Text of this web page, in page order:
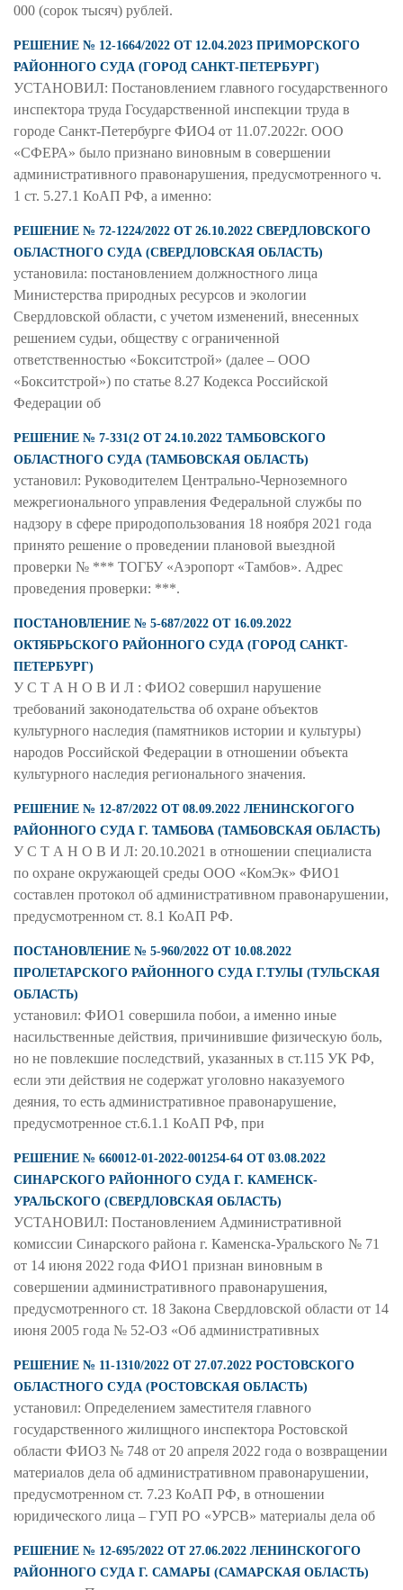
000 (сорок тысяч) рублей.
РЕШЕНИЕ № 12-1664/2022 ОТ 12.04.2023 ПРИМОРСКОГО
РАЙОННОГО СУДА (ГОРОД САНКТ-ПЕТЕРБУРГ)
УСТАНОВИЛ: Постановлением главного государственного
инспектора труда Государственной инспекции труда в
городе Санкт-Петербурге ФИО4 от 11.07.2022г. ООО
«СФЕРА» было признано виновным в совершении
административного правонарушения, предусмотренного ч.
1 ст. 5.27.1 КоАП РФ, а именно:
РЕШЕНИЕ № 72-1224/2022 ОТ 26.10.2022 СВЕРДЛОВСКОГО
ОБЛАСТНОГО СУДА (СВЕРДЛОВСКАЯ ОБЛАСТЬ)
установила: постановлением должностного лица
Министерства природных ресурсов и экологии
Свердловской области, с учетом изменений, внесенных
решением судьи, обществу с ограниченной
ответственностью «Бокситстрой» (далее – ООО
«Бокситстрой») по статье 8.27 Кодекса Российской
Федерации об
РЕШЕНИЕ № 7-331(2 ОТ 24.10.2022 ТАМБОВСКОГО
ОБЛАСТНОГО СУДА (ТАМБОВСКАЯ ОБЛАСТЬ)
установил: Руководителем Центрально-Черноземного
межрегионального управления Федеральной службы по
надзору в сфере природопользования 18 ноября 2021 года
принято решение о проведении плановой выездной
проверки № *** ТОГБУ «Аэропорт «Тамбов». Адрес
проведения проверки: ***.
ПОСТАНОВЛЕНИЕ № 5-687/2022 ОТ 16.09.2022
ОКТЯБРЬСКОГО РАЙОННОГО СУДА (ГОРОД САНКТ-
ПЕТЕРБУРГ)
У С Т А Н О В И Л : ФИО2 совершил нарушение
требований законодательства об охране объектов
культурного наследия (памятников истории и культуры)
народов Российской Федерации в отношении объекта
культурного наследия регионального значения.
РЕШЕНИЕ № 12-87/2022 ОТ 08.09.2022 ЛЕНИНСКОГОГО
РАЙОННОГО СУДА Г. ТАМБОВА (ТАМБОВСКАЯ ОБЛАСТЬ)
У С Т А Н О В И Л: 20.10.2021 в отношении специалиста
по охране окружающей среды ООО «КомЭк» ФИО1
составлен протокол об административном правонарушении,
предусмотренном ст. 8.1 КоАП РФ.
ПОСТАНОВЛЕНИЕ № 5-960/2022 ОТ 10.08.2022
ПРОЛЕТАРСКОГО РАЙОННОГО СУДА Г.ТУЛЫ (ТУЛЬСКАЯ
ОБЛАСТЬ)
установил: ФИО1 совершила побои, а именно иные
насильственные действия, причинившие физическую боль,
но не повлекшие последствий, указанных в ст.115 УК РФ,
если эти действия не содержат уголовно наказуемого
деяния, то есть административное правонарушение,
предусмотренное ст.6.1.1 КоАП РФ, при
РЕШЕНИЕ № 660012-01-2022-001254-64 ОТ 03.08.2022
СИНАРСКОГО РАЙОННОГО СУДА Г. КАМЕНСК-
УРАЛЬСКОГО (СВЕРДЛОВСКАЯ ОБЛАСТЬ)
УСТАНОВИЛ: Постановлением Административной
комиссии Синарского района г. Каменска-Уральского № 71
от 14 июня 2022 года ФИО1 признан виновным в
совершении административного правонарушения,
предусмотренного ст. 18 Закона Свердловской области от 14
июня 2005 года № 52-ОЗ «Об административных
РЕШЕНИЕ № 11-1310/2022 ОТ 27.07.2022 РОСТОВСКОГО
ОБЛАСТНОГО СУДА (РОСТОВСКАЯ ОБЛАСТЬ)
установил: Определением заместителя главного
государственного жилищного инспектора Ростовской
области ФИО3 № 748 от 20 апреля 2022 года о возвращении
материалов дела об административном правонарушении,
предусмотренном ст. 7.23 КоАП РФ, в отношении
юридического лица – ГУП РО «УРСВ» материалы дела об
РЕШЕНИЕ № 12-695/2022 ОТ 27.06.2022 ЛЕНИНСКОГОГО
РАЙОННОГО СУДА Г. САМАРЫ (САМАРСКАЯ ОБЛАСТЬ)